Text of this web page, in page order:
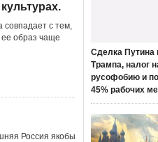
совпадает с тем,
ее образ чаще
Россия якобы
Сделка Путина
Трампа, налог
русофобию и
45% рабочих